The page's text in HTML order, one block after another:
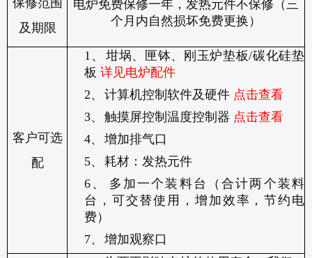
保修范围
及期限
电炉免费保修一年，发热元件不保修（三
个月内自然损坏免费更换）
客户可选
配
1、 坩埚、匣钵、刚玉炉垫板/碳化硅垫
板 详见电炉配件
2、 计算机控制软件及硬件 点击查看
3、 触摸屏控制温度控制器 点击查看
4、 增加排气口
5、 耗材：发热元件
6、
多加一个装料台（合计两个装料
台，可交替使用，增加效率，节约电
费）
7、 增加观察口